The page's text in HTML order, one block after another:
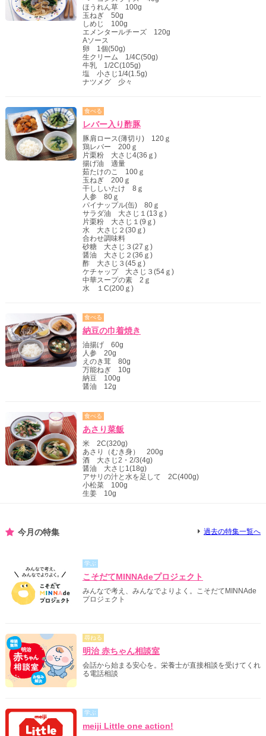
ほうれん草 100g
玉ねぎ 50g
しめじ 100g
エメンタールチーズ 120g
Aソース
卵 1個(50g)
生クリーム 1/4C(50g)
牛乳 1/2C(105g)
塩 小さじ1/4(1.5g)
ナツメグ 少々
食べる
レバー入り酢豚
豚肩ロース(薄切り) 120ｇ
鶏レバー 200ｇ
片栗粉 大さじ4(36ｇ)
揚げ油 適量
茹たけのこ 100ｇ
玉ねぎ 200ｇ
干ししいたけ 8ｇ
人参 80ｇ
パイナップル(缶) 80ｇ
サラダ油 大さじ１(13ｇ)
片栗粉 大さじ１(9ｇ)
水 大さじ２(30ｇ)
合わせ調味料
砂糖 大さじ３(27ｇ)
醤油 大さじ２(36ｇ)
酢 大さじ３(45ｇ)
ケチャップ 大さじ３(54ｇ)
中華スープの素 2ｇ
水 １C(200ｇ)
食べる
納豆の巾着焼き
油揚げ 60g
人参 20g
えのき茸 80g
万能ねぎ 10g
納豆 100g
醤油 12g
食べる
あさり菜飯
米 2C(320g)
あさり（むき身） 200g
酒 大さじ2・2/3(4g)
醤油 大さじ1(18g)
アサリの汁と水を足して 2C(400g)
小松菜 100g
生姜 10g
今月の特集 過去の特集一覧へ
学ぶ
こそだてMINNAdeプロジェクト
みんなで考え、みんなでよりよく。こそだてMINNAde
プロジェクト
尋ねる
明治 赤ちゃん相談室
会話から始まる安心を。栄養士が直接相談を受けてくれ
る電話相談
学ぶ
meiji Little one action!